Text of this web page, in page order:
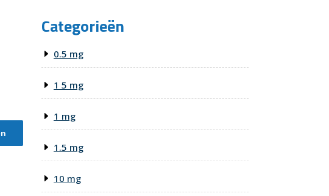
Categorieën
0.5 mg
1 5 mg
1 mg
1.5 mg
10 mg